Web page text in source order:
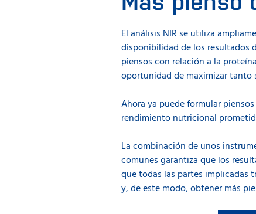
El análisis NIR se utiliza
disponibilidad de los resultados
piensos con relación a la
oportunidad de maximizar tanto
Ahora ya puede formular
rendimiento nutricional
La combinación de unos
comunes garantiza que los
que todas las partes implicadas
y, de este modo, obtener más